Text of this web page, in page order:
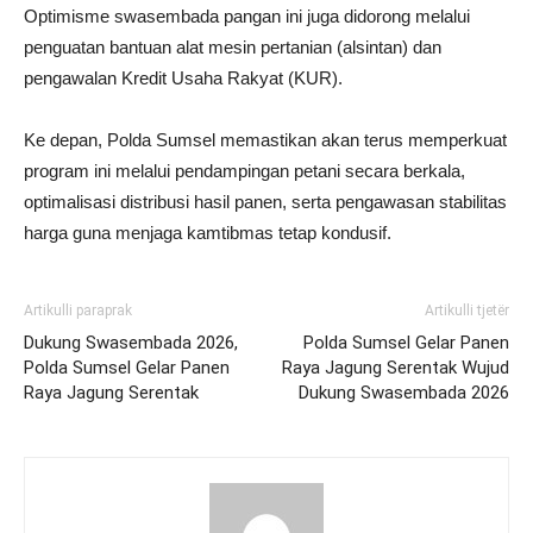
Optimisme swasembada pangan ini juga didorong melalui
penguatan bantuan alat mesin pertanian (alsintan) dan
pengawalan Kredit Usaha Rakyat (KUR).
Ke depan, Polda Sumsel memastikan akan terus memperkuat
program ini melalui pendampingan petani secara berkala,
optimalisasi distribusi hasil panen, serta pengawasan stabilitas
harga guna menjaga kamtibmas tetap kondusif.
Artikulli paraprak
Dukung Swasembada 2026,
Polda Sumsel Gelar Panen
Raya Jagung Serentak
Artikulli tjetër
Polda Sumsel Gelar Panen
Raya Jagung Serentak Wujud
Dukung Swasembada 2026